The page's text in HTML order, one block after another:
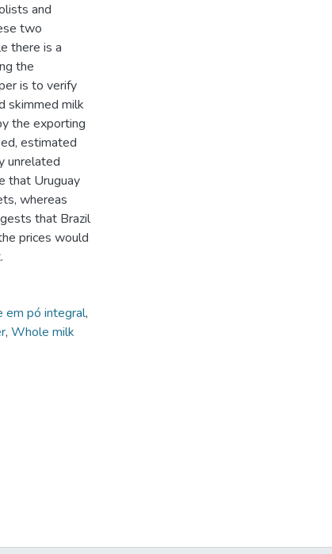
and
two
there is a
the
is to verify
skimmed milk
the exporting
estimated
unrelated
that Uruguay
whereas
that Brazil
prices would
em pó integral,
, Whole milk